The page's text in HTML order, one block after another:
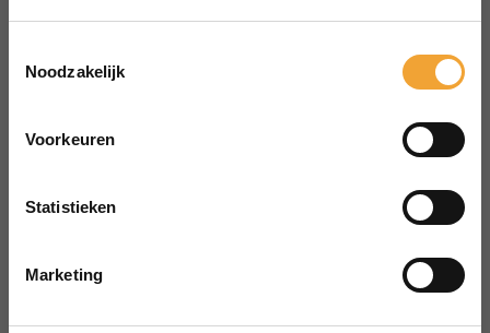
Noodzakelijk
Voorkeuren
Statistieken
Marketing
088 7620276
Jachthavenweg 109H